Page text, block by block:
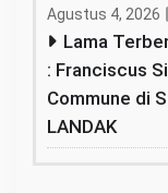
Agustus 4, 2026
Lama
: Franciscus
Commune di
LANDAK